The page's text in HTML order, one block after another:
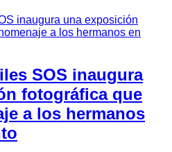
SOS inaugura
fotográfica que
a los hermanos